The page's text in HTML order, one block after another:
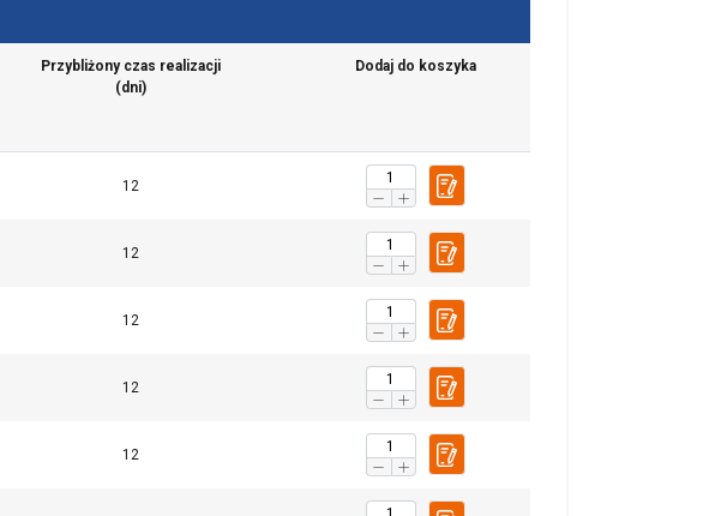
Przybliżony czas realizacji
(dni)
Dodaj do koszyka
12
12
12
12
12